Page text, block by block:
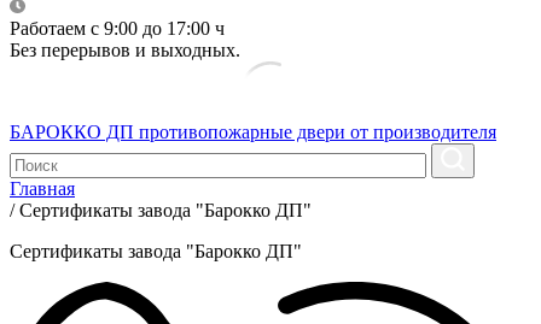
Работаем с 9:00 до 17:00 ч
Без перерывов и выходных.
БАРОККО ДП противопожарные двери от производителя
Главная
/ Сертификаты завода "Барокко ДП"
Сертификаты завода "Барокко ДП"